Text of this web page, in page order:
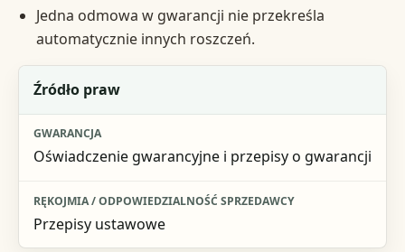
Jedna odmowa w gwarancji nie przekreśla
automatycznie innych roszczeń.
Kryterium
Gwarancja
Rękojmia / odpowiedzialność sprzedawcy
Źródło praw
Oświadczenie gwarancyjne i przepisy o gwarancji
Przepisy ustawowe